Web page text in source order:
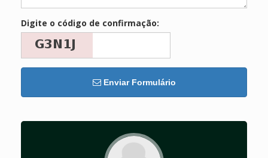
Digite o código de confirmação:
Enviar Formulário